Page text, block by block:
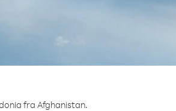
fra Afghanistan.